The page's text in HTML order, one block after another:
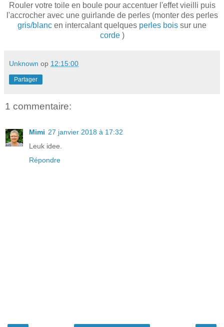
Rouler votre toile en boule pour accentuer l'effet vieilli puis
l'accrocher avec une guirlande de perles (monter des perles
gris/blanc en intercalant quelques perles bois sur une
corde )
Unknown op 12:15:00
Partager
1 commentaire:
Mimi 27 janvier 2018 à 17:32
Leuk idee.
Répondre